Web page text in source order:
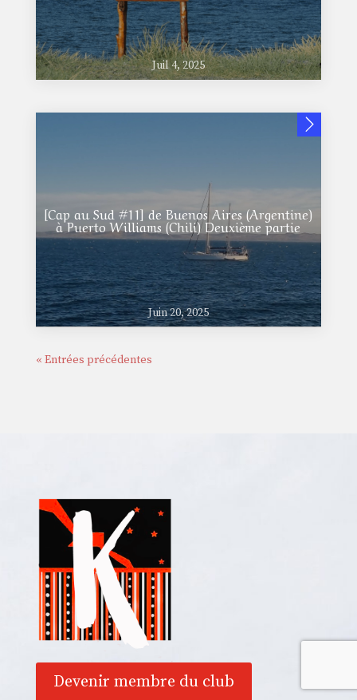
Juil 4, 2025
[Cap au Sud #11] de Buenos Aires (Argentine)
à Puerto Williams (Chili) Deuxième partie
Juin 20, 2025
« Entrées précédentes
Devenir membre du club